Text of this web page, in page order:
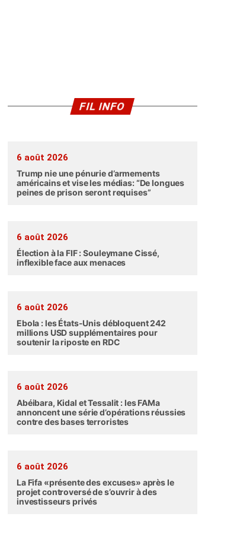
FIL INFO
6 août 2026
Trump nie une pénurie d’armements
américains et vise les médias: “De longues
peines de prison seront requises”
6 août 2026
Élection à la FIF : Souleymane Cissé,
inflexible face aux menaces
6 août 2026
Ebola : les États-Unis débloquent 242
millions USD supplémentaires pour
soutenir la riposte en RDC
6 août 2026
Abéibara, Kidal et Tessalit : les FAMa
annoncent une série d’opérations réussies
contre des bases terroristes
6 août 2026
La Fifa «présente des excuses» après le
projet controversé de s’ouvrir à des
investisseurs privés